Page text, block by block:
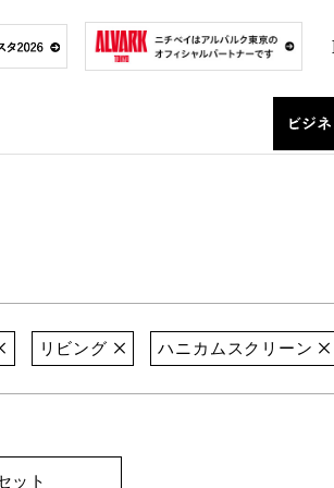
リビング ハニカムスクリーン
ット